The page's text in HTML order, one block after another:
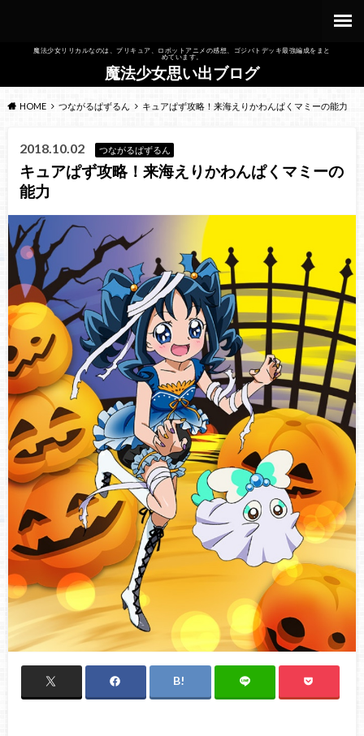
魔法少女リリカルなのは、プリキュア、ロボットアニメの感想、ゴジバトデッキ最強編成をまと
めています。
魔法少女思い出ブログ
HOME つながるぱずるん キュアぱず攻略！来海えりかわんぱくマミーの能力
2018.10.02 つながるぱずるん
キュアぱず攻略！来海えりかわんぱくマミーの
能力